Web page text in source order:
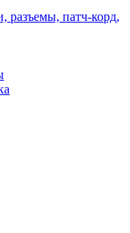
разъемы, патч-корд,